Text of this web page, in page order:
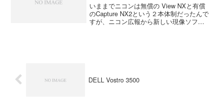
いままでニコンは無償の View NXと有償
のCapture NX2という２本体制だったんで
すが、ニコン広報から新しい現像ソフト
DELL Vostro 3500